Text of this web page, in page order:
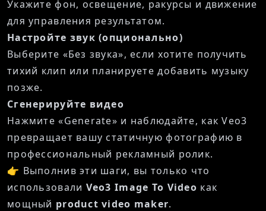
Укажите фон, освещение, ракурсы и движение
для управления результатом.
Настройте звук (опционально)
Выберите «Без звука», если хотите получить
тихий клип или планируете добавить музыку
позже.
Сгенерируйте видео
Нажмите «Generate» и наблюдайте, как Veo3
превращает вашу статичную фотографию в
профессиональный рекламный ролик.
👉 Выполнив эти шаги, вы только что
использовали Veo3 Image To Video как
мощный product video maker.